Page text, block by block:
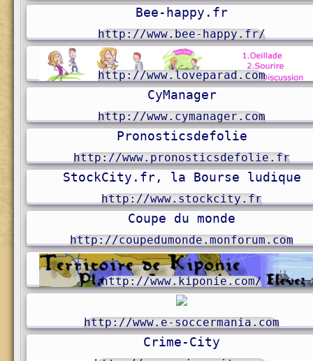
Bee-happy.fr
http://www.bee-happy.fr/
http://www.loveparad.com
CyManager
http://www.cymanager.com
Pronosticsdefolie
http://www.pronosticsdefolie.fr
StockCity.fr, la Bourse ludique
http://www.stockcity.fr
Coupe du monde
http://coupedumonde.monforum.com
http://www.kiponie.com/
http://www.e-soccermania.com
Crime-City